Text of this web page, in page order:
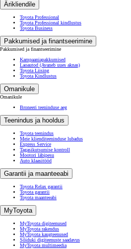
Ärikliendile
Toyota Professional
Toyota Professional kindlustus
Toyota Business
Pakkumised ja finantseerimine
Pakkumised ja finantseerimine
Kampaaniapakkumised
Laoautod (Avaneb uues aknas)
Toyota Liising
Toyota Kindlustus
Omanikule
Omanikule
Broneeri teeninduse aeg
Teenindus ja hooldus
Toyota teenindus
Meie klienditeeninduse lubadus
Express Service
Tagasikutsumise kontroll
Mootori läbipesu
Auto klaasitööd
Garantii ja maanteeabi
Toyota Relax garantii
Toyota garantii
Toyota maanteeabi
MyToyota
MyToyota digiteenused
MyToyota rakendus
MyToyota kaugteenused
Sõiduki digiteenuste saadavus
MyToyota multimeedia